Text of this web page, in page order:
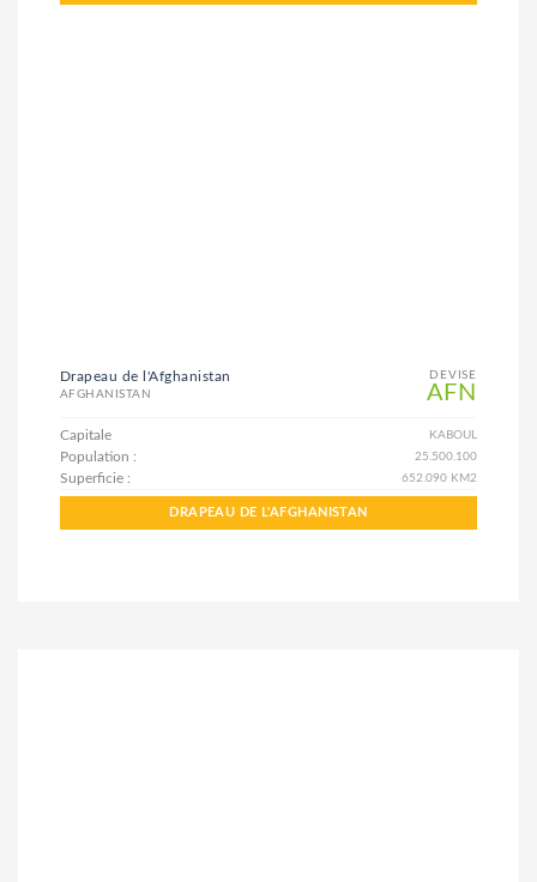
DEVISE
AFN
Drapeau de l'Afghanistan
AFGHANISTAN
Capitale KABOUL
Population : 25.500.100
Superficie : 652.090 KM2
DRAPEAU DE L'AFGHANISTAN